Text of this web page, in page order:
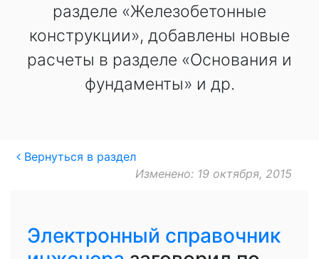
разделе «Железобетонные
конструкции», добавлены новые
расчеты в разделе «Основания и
фундаменты» и др.
Вернуться в раздел
Изменено: 19 октября, 2015
Электронный справочник